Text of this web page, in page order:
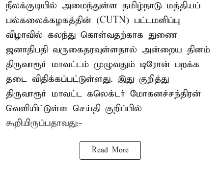
நீலக்குடியில் அமைந்துள்ள தமிழ்நாடு மத்தியப்
பல்கலைக்கழகத்தின் (CUTN) பட்டமளிப்பு
விழாவில் கலந்து கொள்வதற்காக துணை
ஜனாதிபதி வருகைதரவுள்ளதால் அன்றைய தினம்
திருவாரூர் மாவட்டம் முழுவதும் டிரோன் பறக்க
தடை விதிக்கப்பட்டுள்ளது. இது குறித்து
திருவாரூர் மாவட்ட கலெக்டர் மோகனச்சந்திரன்
வெளியிட்டுள்ள செய்தி குறிப்பில்
கூறியிருப்பதாவது:-
Read More